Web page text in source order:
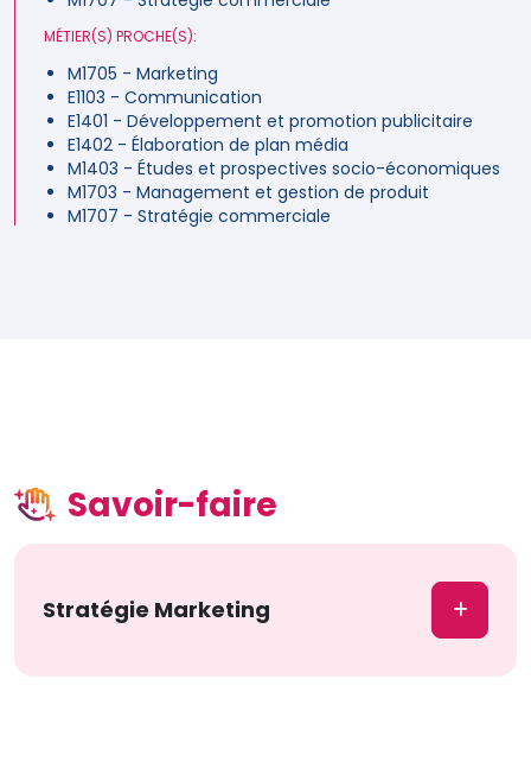
MÉTIER(S) PROCHE(S):
M1705 - Marketing
E1103 - Communication
E1401 - Développement et promotion publicitaire
E1402 - Élaboration de plan média
M1403 - Études et prospectives socio-économiques
M1703 - Management et gestion de produit
M1707 - Stratégie commerciale
Savoir-faire
Stratégie Marketing